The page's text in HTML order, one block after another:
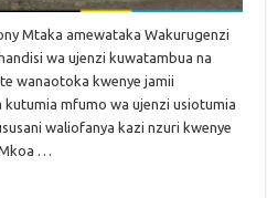
Mtaka amewataka Wakurugenzi
wa ujenzi kuwatambua na
wanaotoka kwenye jamii
mfumo wa ujenzi usiotumia
waliofanya kazi nzuri kwenye
…